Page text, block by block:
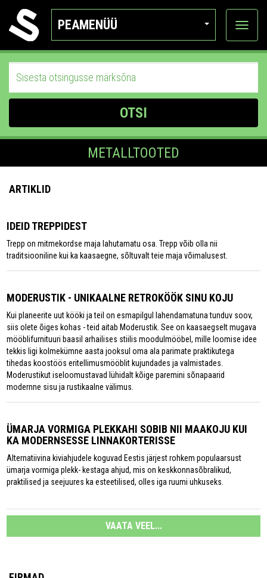
PEAMENÜÜ
Ava
OTSI
METALLTOOTED
ARTIKLID
IDEID TREPPIDEST
Trepp on mitmekordse maja lahutamatu osa. Trepp võib olla nii
traditsiooniline kui ka kaasaegne, sõltuvalt teie maja võimalusest.
MODERUSTIK - UNIKAALNE RETROKÖÖK SINU KOJU
Kui planeerite uut kööki ja teil on esmapilgul lahendamatuna tunduv soov,
siis olete õiges kohas - teid aitab Moderustik. See on kaasaegselt mugava
mööblifurnituuri baasil arhailises stiilis moodulmööbel, mille loomise idee
tekkis ligi kolmekümne aasta jooksul oma ala parimate praktikutega
tihedas koostöös eritellimusmööblit kujundades ja valmistades.
Moderustikut iseloomustavad lühidalt kõige paremini sõnapaarid
modernne sisu ja rustikaalne välimus.
ÜMARJA VORMIGA PLEKKAHI SOBIB NII MAAKOJU KUI
KA MODERNSESSE LINNAKORTERISSE
Alternatiivina kiviahjudele koguvad Eestis järjest rohkem populaarsust
ümarja vormiga plekk- kestaga ahjud, mis on keskkonnasõbralikud,
praktilised ja seejuures ka esteetilised, olles iga ruumi uhkuseks.
VAATA VEEL...